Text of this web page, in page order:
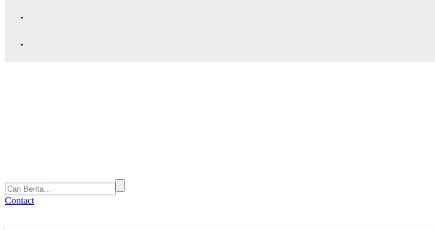
Contact